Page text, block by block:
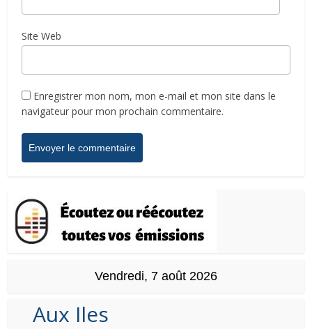
Site Web
Enregistrer mon nom, mon e-mail et mon site dans le
navigateur pour mon prochain commentaire.
Vendredi, 7 août 2026
Aux Iles